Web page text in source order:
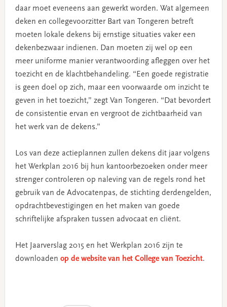
daar moet eveneens aan gewerkt worden. Wat algemeen
deken en collegevoorzitter Bart van Tongeren betreft
moeten lokale dekens bij ernstige situaties vaker een
dekenbezwaar indienen. Dan moeten zij wel op een
meer uniforme manier verantwoording afleggen over het
toezicht en de klachtbehandeling. “Een goede registratie
is geen doel op zich, maar een voorwaarde om inzicht te
geven in het toezicht,” zegt Van Tongeren. “Dat bevordert
de consistentie ervan en vergroot de zichtbaarheid van
het werk van de dekens.”
Los van deze actieplannen zullen dekens dit jaar volgens
het Werkplan 2016 bij hun kantoorbezoeken onder meer
strenger controleren op naleving van de regels rond het
gebruik van de Advocatenpas, de stichting derdengelden,
opdrachtbevestigingen en het maken van goede
schriftelijke afspraken tussen advocaat en cliënt.
Het Jaarverslag 2015 en het Werkplan 2016 zijn te
downloaden op de website van het College van Toezicht.